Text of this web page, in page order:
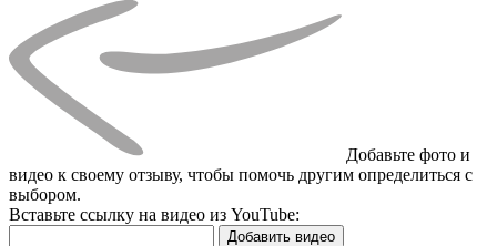
Добавьте фото и
видео к своему отзыву, чтобы помочь другим определиться с
выбором.
Вставьте ссылку на видео из YouTube:
Добавить видео